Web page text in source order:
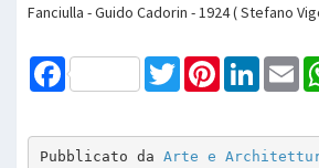
Fanciulla - Guido Cadorin - 1924 ( Stefano
Facebook TwitterPinterestLinkedIn
Pubblicato da Arte e